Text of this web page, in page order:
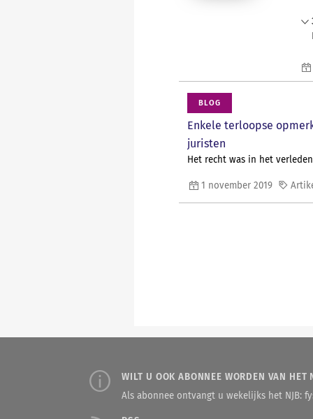
BLOG
Enkele terloopse
juristen
Het recht was in het
1 november 2019
WILT U OOK ABONNEE WORDEN VAN HET
Als abonnee ontvangt u wekelijks het NJB: